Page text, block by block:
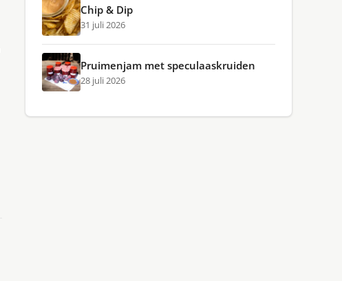
Chip & Dip
31 juli 2026
Pruimenjam met speculaaskruiden
28 juli 2026